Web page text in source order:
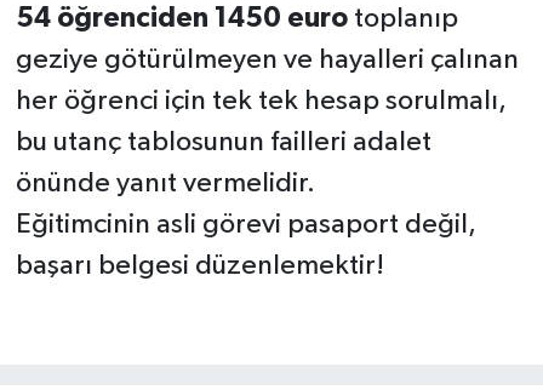
54 öğrenciden 1450 eurotoplanıp
geziye götürülmeyen ve hayalleri çalınan
her öğrenci için tek tek hesap sorulmalı,
bu utanç tablosunun failleri adalet
önünde yanıt vermelidir.
Eğitimcinin asli görevi pasaport değil,
başarı belgesi düzenlemektir!